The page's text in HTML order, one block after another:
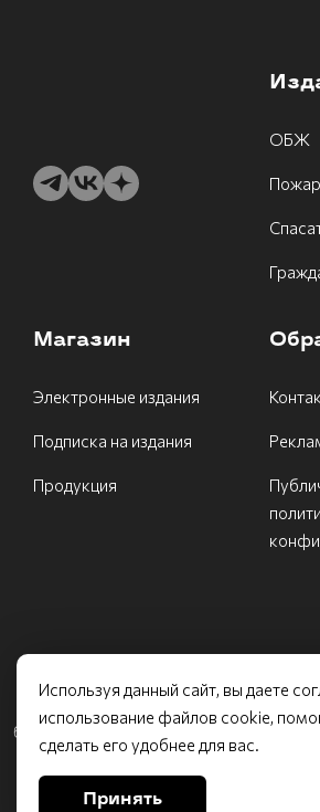
ОБЖ
Магазин
Электронные издания
Подписка на издания
Продукция
Используя данный сайт, вы даете
использование файлов cookie,
сделать его удобнее для вас.
Принять
ИНН 7731540639 Федеральное
бюджетное учреждение «МЧС